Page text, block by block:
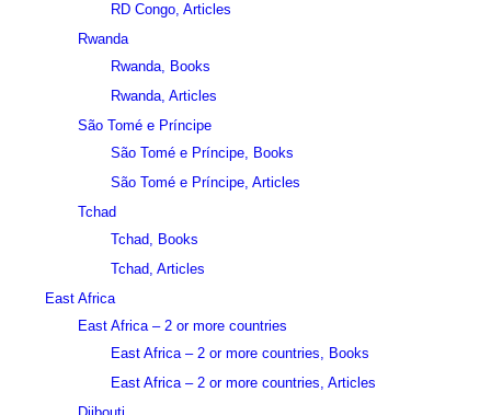
RD Congo, Articles
Rwanda
Rwanda, Books
Rwanda, Articles
São Tomé e Príncipe
São Tomé e Príncipe, Books
São Tomé e Príncipe, Articles
Tchad
Tchad, Books
Tchad, Articles
East Africa
East Africa – 2 or more countries
East Africa – 2 or more countries, Books
East Africa – 2 or more countries, Articles